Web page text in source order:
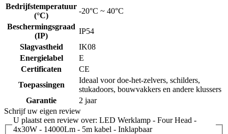
Bedrijfstemperatuur
(°C)
-20°C ~ 40°C
Beschermingsgraad
(IP)
IP54
Slagvastheid
IK08
Energielabel
E
Certificaten
CE
Toepassingen
Ideaal voor doe-het-zelvers, schilders,
stukadoors, bouwvakkers en andere klussers
Garantie
2 jaar
Schrijf uw eigen review
U plaatst een review over: LED Werklamp - Four Head -
4x30W - 14000Lm - 5m kabel - Inklapbaar